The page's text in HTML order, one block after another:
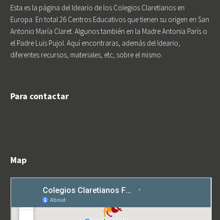
Esta es la página del Ideario de los Colegios Claretianos en
Europa. En total 26 Centros Educativos que tienen su origen en San
Antonio María Claret. Algunos también en la Madre Antonia París o
el Padre Luis Pujol. Aquí encontraras, además del Ideario,
diferentes recursos, materiales, etc, sobre el mismo.
Para contactar
Map